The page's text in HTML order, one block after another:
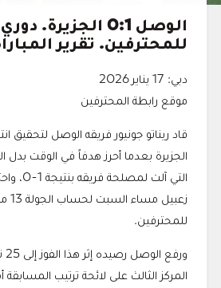
الوصل 0:1 الجزيرة.
للمحترفين. تقرير
دبي: 17 يناير 2026
موقع رابطة المحترفين
قاد ريناتو جونيور فريقه الوصل
الجزيرة بعدما أحرز هدفاً في الوقت بدل
التي آلت
للمحترفين.
المركز الثالث على لائحة ترتيب المسابقة